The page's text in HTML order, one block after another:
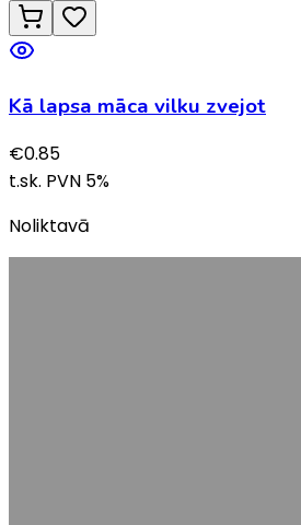
Kā lapsa māca vilku zvejot
€0.85
t.sk. PVN 5%
Noliktavā